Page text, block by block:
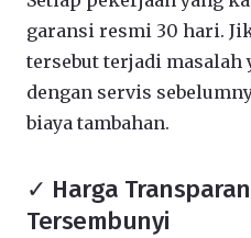
garansi resmi 30 hari.
tersebut terjadi masalah
dengan servis
biaya tambahan.
✓ Harga
Tersembunyi